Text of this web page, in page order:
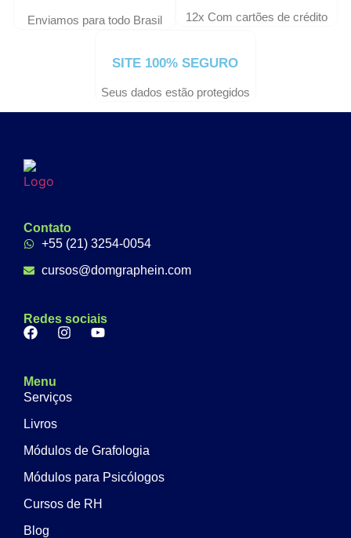
Enviamos para todo Brasil 12x Com cartões de crédito
SITE 100% SEGURO
Seus dados estão protegidos
Contato
+55 (21) 3254-0054
cursos@domgraphein.com
Redes sociais
Menu
Serviços
Livros
Módulos de Grafologia
Módulos para Psicólogos
Cursos de RH
Blog